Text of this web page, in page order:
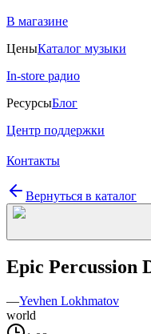
В магазине
ЦеныКаталог музыки
In-store радио
РесурсыБлог
Центр поддержки
Контакты
Вернуться в каталог
Epic Percussion
—Yevhen Lokhmatov
world